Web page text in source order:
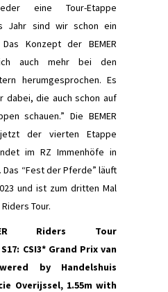
eine Tour-Etappe
Jahr sind wir schon ein
Konzept der BEMER
auch mehr bei den
herumgesprochen. Es
dabei, die auch schon auf
schauen.” Die BEMER
der vierten Etappe
im RZ Immenhöfe in
“Fest der Pferde” läuft
und ist zum dritten Mal
Tour.
Riders Tour
CSI3* Grand Prix van
by Handelshuis
Overijssel, 1.55m with